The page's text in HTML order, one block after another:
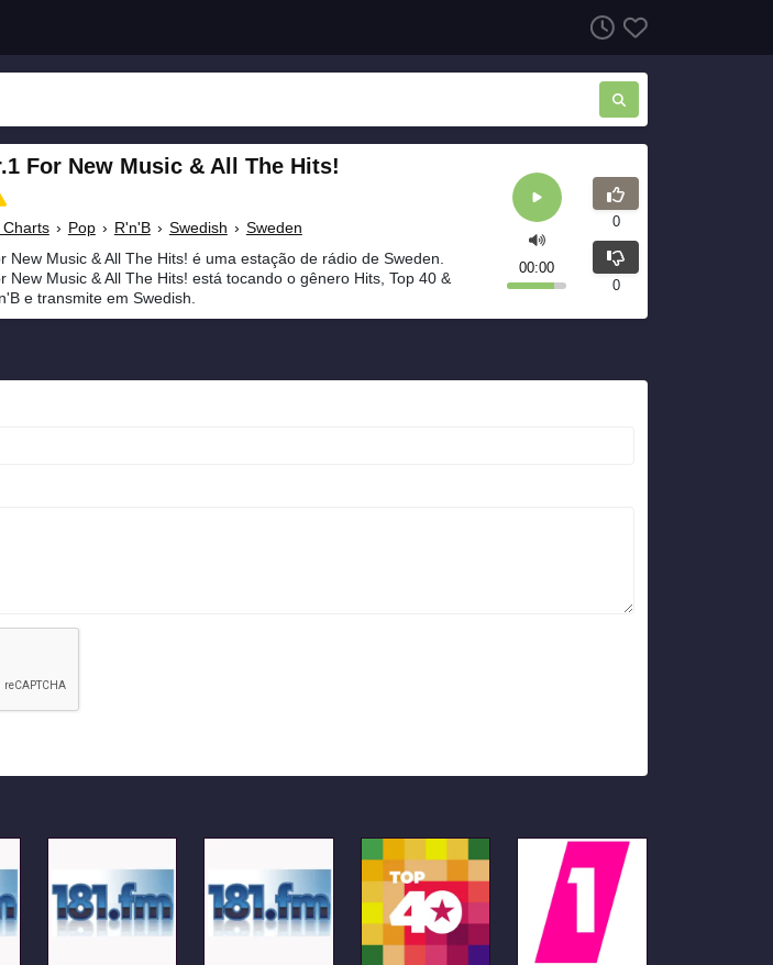
For New Music & All The Hits!
Charts › Pop › R'n'B › Swedish › Sweden
New Music & All The Hits! é uma estação de rádio de Sweden.
New Music & All The Hits! está tocando o gênero Hits, Top 40 &
e transmite em Swedish.
00:00
0
0